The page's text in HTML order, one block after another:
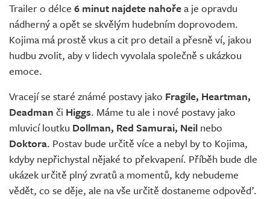
Trailer o délce 6 minut najdete nahořea je opravdu
nádherný a opět se skvělým hudebním doprovodem.
Kojima má prostě vkus a cit pro detail a přesně ví, jakou
hudbu zvolit, aby v lidech vyvolala společně s ukázkou
emoce.
Vracejí se staré známé postavy jako Fragile, Heartman,
Deadman či Higgs. Máme tu ale i nové postavy jako
mluvicí loutku Dollman, Red Samurai, Neil nebo
Doktora. Postav bude určitě více a nebyl by to Kojima,
kdyby nepřichystal nějaké to překvapení. Příběh bude dle
ukázek určitě plný zvratů a momentů, kdy nebudeme
vědět, co se děje, ale na vše určitě dostaneme odpověď.